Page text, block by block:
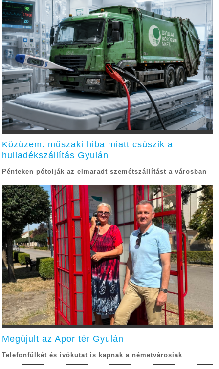
Közüzem: műszaki hiba miatt csúszik a
hulladékszállítás Gyulán
Pénteken pótolják az elmaradt szemétszállítást a városban
Megújult az Apor tér Gyulán
Telefonfülkét és ivókutat is kapnak a németvárosiak